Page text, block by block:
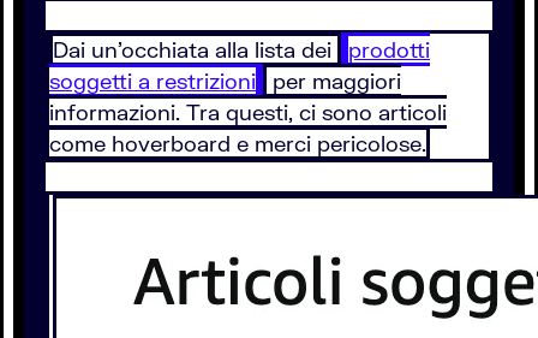
Dai un’occhiata alla lista dei
prodotti
soggetti a restrizioni
per maggiori
informazioni. Tra questi, ci sono articoli
come hoverboard e merci pericolose.